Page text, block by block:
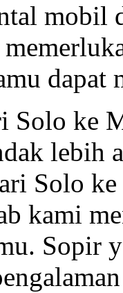
mobil
dapat
Solo ke
lebih
Solo
kami
Sopir